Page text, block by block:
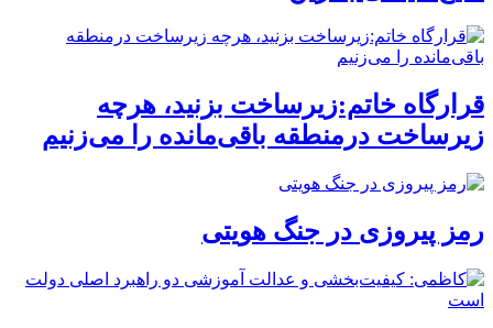
قرارگاه خاتم:زیرساخت بزنید، هرچه
زیرساخت درمنطقه باقی‌مانده را می‌زنیم
رمز پیروزی در جنگ هویتی